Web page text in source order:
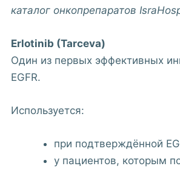
каталог онкопрепаратов
Erlotinib (Tarceva)
Один из первых эффективных
EGFR.
Используется:
при подтверждённой
у пациентов, которым